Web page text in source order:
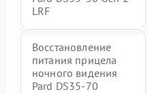
LRF
Восстановление
питания прицела
ночного видения
Pard DS35-70